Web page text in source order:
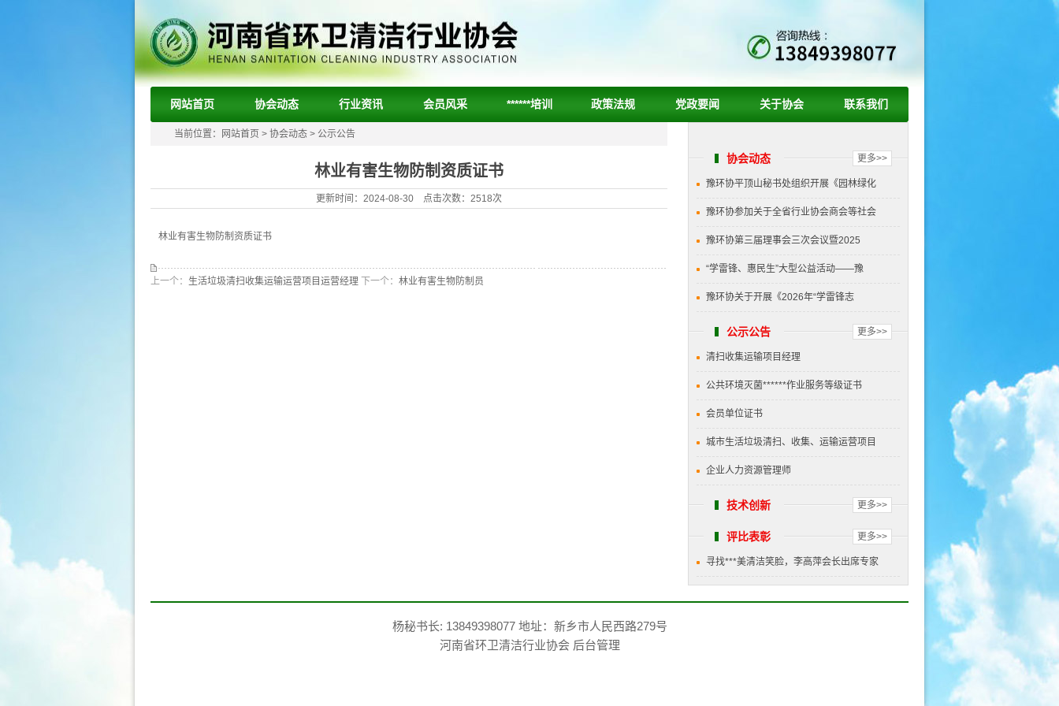
网站首页 协会动态 行业资讯 会员风采 ******培训 政策法规 党政要闻 关于协会 联系我们
更多>>
协会动态
豫环协平顶山秘书处组织开展《园林绿化
豫环协参加关于全省行业协会商会等社会
豫环协第三届理事会三次会议暨2025
“学雷锋、惠民生”大型公益活动——豫
豫环协关于开展《2026年“学雷锋志
更多>>
公示公告
清扫收集运输项目经理
公共环境灭菌******作业服务等级证书
会员单位证书
城市生活垃圾清扫、收集、运输运营项目
企业人力资源管理师
更多>>
技术创新
更多>>
评比表彰
寻找***美清洁笑脸，李高萍会长出席专家
当前位置： 网站首页 > 协会动态 > 公示公告
林业有害生物防制资质证书
更新时间：2024-08-30 点击次数：2518次
林业有害生物防制资质证书
上一个： 生活垃圾清扫收集运输运营项目运营经理 下一个： 林业有害生物防制员
杨秘书长: 13849398077 地址：新乡市人民西路279号
河南省环卫清洁行业协会 后台管理